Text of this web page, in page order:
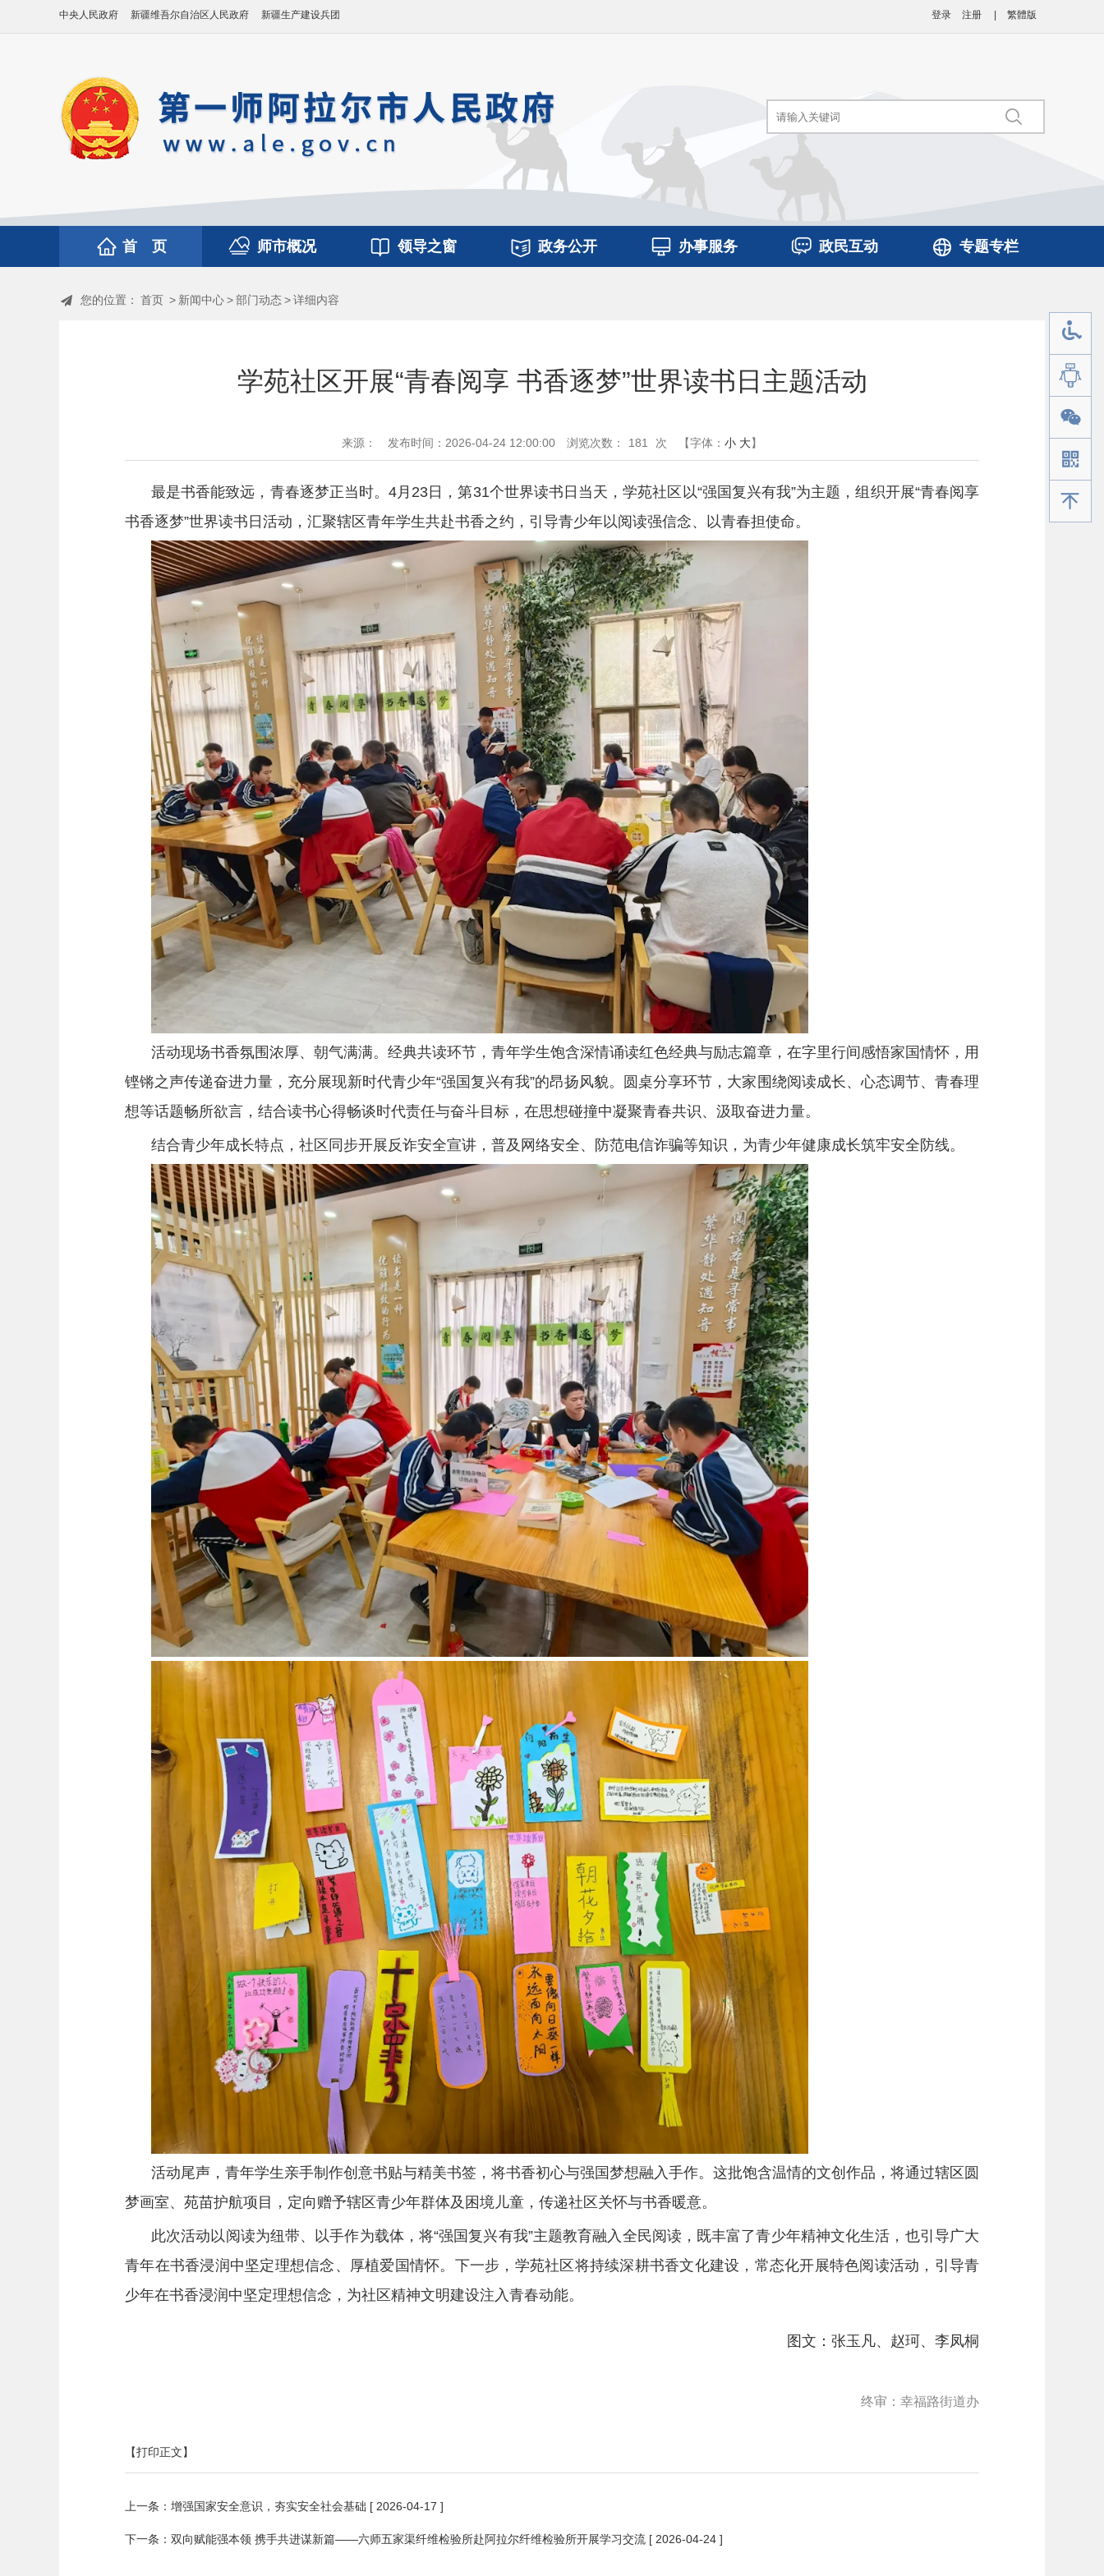
登录 注册 繁體版
中央人民政府 新疆维吾尔自治区人民政府 新疆生产建设兵团
首 页 师市概况 领导之窗 政务公开 办事服务 政民互动 专题专栏
您的位置： 首页 > 新闻中心>部门动态>详细内容
学苑社区开展“青春阅享 书香逐梦”世界读书日主题活动
来源： 发布时间：2026-04-24 12:00:00 浏览次数： 181 次 【字体： 小 大】
最是书香能致远，青春逐梦正当时。4月23日，第31个世界读书日当天，学苑社区以“强国复兴有我”为主题，组织开展“青春阅享
书香逐梦”世界读书日活动，汇聚辖区青年学生共赴书香之约，引导青少年以阅读强信念、以青春担使命。
活动现场书香氛围浓厚、朝气满满。经典共读环节，青年学生饱含深情诵读红色经典与励志篇章，在字里行间感悟家国情怀，用
铿锵之声传递奋进力量，充分展现新时代青少年“强国复兴有我”的昂扬风貌。圆桌分享环节，大家围绕阅读成长、心态调节、青春理
想等话题畅所欲言，结合读书心得畅谈时代责任与奋斗目标，在思想碰撞中凝聚青春共识、汲取奋进力量。
结合青少年成长特点，社区同步开展反诈安全宣讲，普及网络安全、防范电信诈骗等知识，为青少年健康成长筑牢安全防线。
活动尾声，青年学生亲手制作创意书贴与精美书签，将书香初心与强国梦想融入手作。这批饱含温情的文创作品，将通过辖区圆
梦画室、苑苗护航项目，定向赠予辖区青少年群体及困境儿童，传递社区关怀与书香暖意。
此次活动以阅读为纽带、以手作为载体，将“强国复兴有我”主题教育融入全民阅读，既丰富了青少年精神文化生活，也引导广大
青年在书香浸润中坚定理想信念、厚植爱国情怀。下一步，学苑社区将持续深耕书香文化建设，常态化开展特色阅读活动，引导青
少年在书香浸润中坚定理想信念，为社区精神文明建设注入青春动能。
图文：张玉凡、赵珂、李凤桐
终审：幸福路街道办
【打印正文】
上一条： 增强国家安全意识，夯实安全社会基础 [ 2026-04-17 ]
下一条： 双向赋能强本领 携手共进谋新篇——六师五家渠纤维检验所赴阿拉尔纤维检验所开展学习交流 [ 2026-04-24 ]
手机版